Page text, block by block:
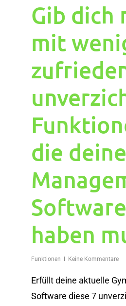
Gib dich
mit
die
Software
haben
Funktionen Keine Kommentare
Erfüllt deine aktuelle
Software diese 7